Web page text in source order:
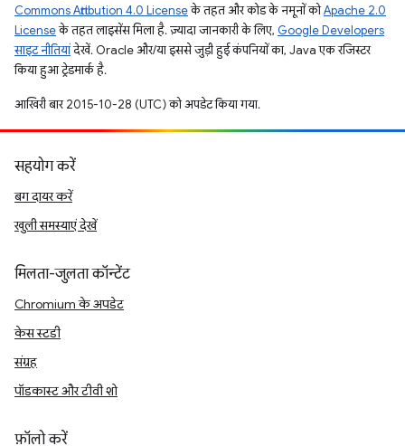
Commons Attribution 4.0 Licenseके तहत और कोड के नमूनों कोApache 2.0
Licenseके तहत लाइसेंस मिला है. ज़्यादा जानकारी के लिए, Google Developers
साइट नीतियांदेखें. Oracle और/या इससे जुड़ी हुई कंपनियों का, Java एक रजिस्टर
किया हुआ ट्रेडमार्क है.
आखिरी बार 2015-10-28 (UTC) को अपडेट किया गया.
सहयोग करें
बग दायर करें
खुली समस्याएं देखें
मिलता-जुलता कॉन्टेंट
Chromium के अपडेट
केस स्टडी
संग्रह
पॉडकास्ट और टीवी शो
फ़ॉलो करें